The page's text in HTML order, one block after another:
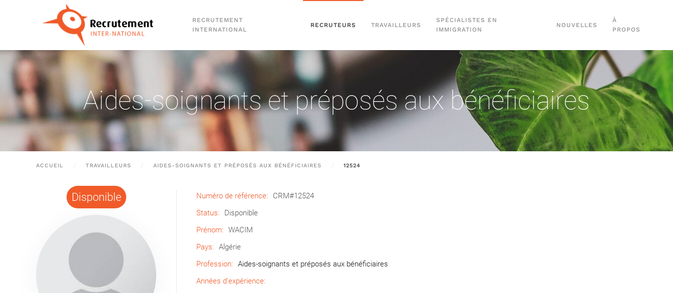
Passer au contenu principal
RECRUTEMENT
INTERNATIONAL
RECRUTEURS TRAVAILLEURS
SPÉCIALISTES EN
IMMIGRATION
NOUVELLES
À
PROPOS
Aides-soignants et préposés aux bénéficiaires
ACCUEIL TRAVAILLEURS AIDES-SOIGNANTS ET PRÉPOSÉS AUX BÉNÉFICIAIRES 12524
Disponible Numéro de référence:
CRM#12524
Status:
Disponible
Prénom:
WACIM
Pays:
Algérie
Profession:
Aides-soignants et préposés aux bénéficiaires
Années d’expérience: